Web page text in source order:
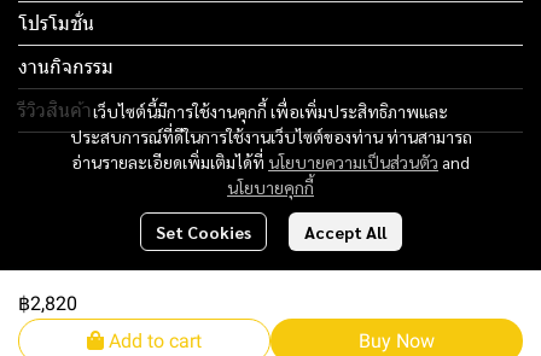
฿2,820
Add to cart
Buy Now
เว็บไซต์นี้มีการใช้งานคุกกี้ เพื่อเพิ่มประสิทธิภาพและ
ประสบการณ์ที่ดีในการใช้งานเว็บไซต์ของท่าน ท่านสามารถ
อ่านรายละเอียดเพิ่มเติมได้ที่ นโยบายความเป็นส่วนตัว and
นโยบายคุกกี้
Set Cookies Accept All
โปรโมชั่น
งานกิจกรรม
รีวิวสินค้า
Tel: 012 345 67890 Email: mail@yourdomain.com
Copyright 2024 | All Rights Reserved | Powered by MWE